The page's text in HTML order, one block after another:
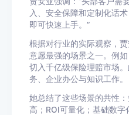
入、安全保障和定制化话
即可快速上手。”
根据对行业的实际观察，
意愿最强的场景之一。例
切入千亿级保险理赔市场
务、企业办公与知识工作。
她总结了这些场景的共性
高；ROI可量化；基础数